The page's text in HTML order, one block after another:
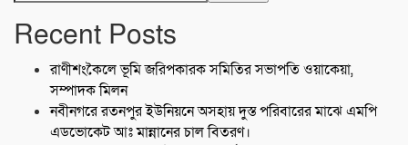
Recent Posts
রাণীশংকৈলে ভূমি জরিপকারক সমিতির সভাপতি ওয়াকেয়া,
সম্পাদক মিলন
নবীনগরে রতনপুর ইউনিয়নে অসহায় দুস্ত পরিবারের মাঝে এমপি
এডভোকেট আঃ মান্নানের চাল বিতরণ।